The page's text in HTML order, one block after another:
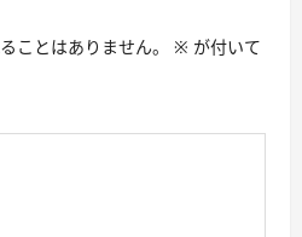
ことはありません。 ※ が付いて